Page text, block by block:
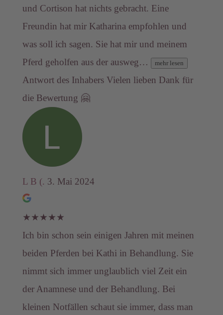
und Cortison hat nichts gebracht. Eine
Freundin hat mir Katharina empfohlen und
was soll ich sagen. Sie hat mir und meinem
Pferd geholfen aus der ausweg…
mehr lesen
Antwort des Inhabers Vielen lieben Dank für
die Bewertung 🤗
L B (. 3. Mai 2024
★★★★★
Ich bin schon sein einigen Jahren mit meinen
beiden Pferden bei Kathi in Behandlung. Sie
nimmt sich immer unglaublich viel Zeit ein
der Anamnese und der Behandlung. Bei
kleinen Notfällen schaut sie immer, dass man